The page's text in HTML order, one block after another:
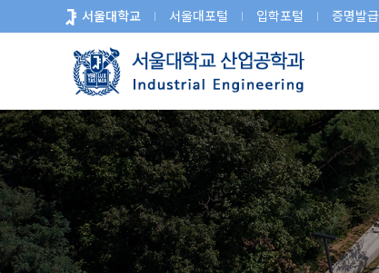
로
뉴
서울대학교 서울대포털 입학포털 증명발급